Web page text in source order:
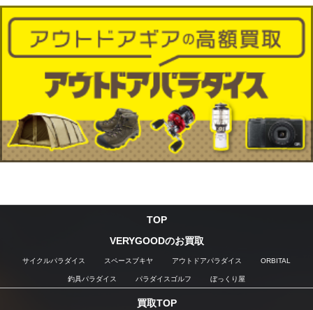
TOP
VERYGOODのお買取
サイクルパラダイス スペースブキヤ アウトドアパラダイス ORBITAL
釣具パラダイス パラダイスゴルフ ぼっくり屋
買取TOP